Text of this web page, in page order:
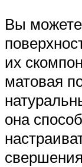
Вы
их
матовая
она